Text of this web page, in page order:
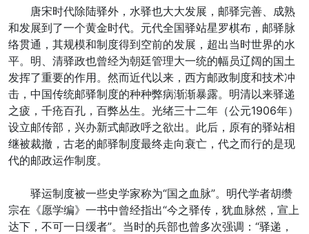
唐宋时代除陆驿外，水驿也大大发展，邮驿完善、成熟
和发展到了一个黄金时代。元代全国驿站星罗棋布，邮驿脉
络贯通，其规模和制度得到空前的发展，超出当时世界的水
平。明、清驿政也曾经为朝廷管理大一统的幅员辽阔的国土
发挥了重要的作用。然而近代以来，西方邮政制度和技术冲
击，中国传统邮驿制度的种种弊病渐渐暴露。明清以来驿递
之疲，千疮百孔，百弊丛生。光绪三十二年（公元1906年）
设立邮传部，兴办新式邮政呼之欲出。此后，原有的驿站相
继被裁撤，古老的邮驿制度最终走向衰亡，代之而行的是现
代的邮政运作制度。
驿运制度被一些史学家称为“国之血脉”。明代学者胡缵
宗在《愿学编》一书中曾经指出“今之驿传，犹血脉然，宣上
达下，不可一日缓者”。当时的兵部也曾多次强调：“驿递，